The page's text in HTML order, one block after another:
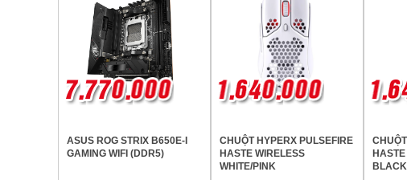
ASUS ROG STRIX B650E-I
GAMING WIFI (DDR5)
CHUỘT HYPERX PULSEFIRE
HASTE WIRELESS
WHITE/PINK